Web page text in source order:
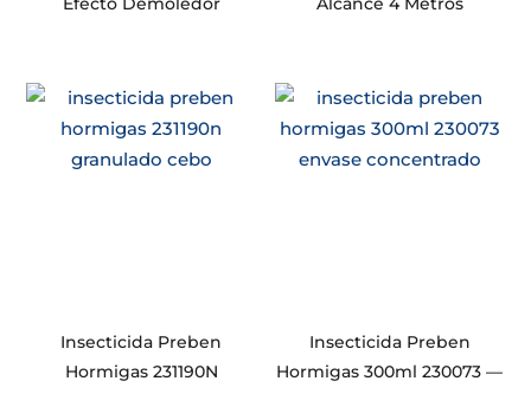
Insecticida Preben
Hormigas 231190N
Insecticida Preben
Hormigas 300ml 230073 —